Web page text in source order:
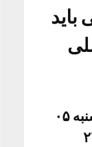
باید
زمان دریافت خبر: سه شنبه ۰۵